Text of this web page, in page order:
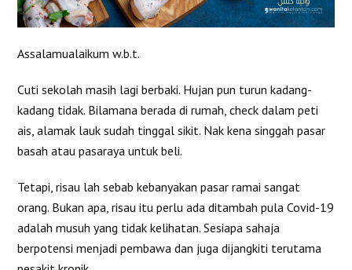
Assalamualaikum w.b.t.
Cuti sekolah masih lagi berbaki. Hujan pun turun kadang-
kadang tidak. Bilamana berada di rumah, check dalam peti
ais, alamak lauk sudah tinggal sikit. Nak kena singgah pasar
basah atau pasaraya untuk beli.
Tetapi, risau lah sebab kebanyakan pasar ramai sangat
orang. Bukan apa, risau itu perlu ada ditambah pula Covid-19
adalah musuh yang tidak kelihatan. Sesiapa sahaja
berpotensi menjadi pembawa dan juga dijangkiti terutama